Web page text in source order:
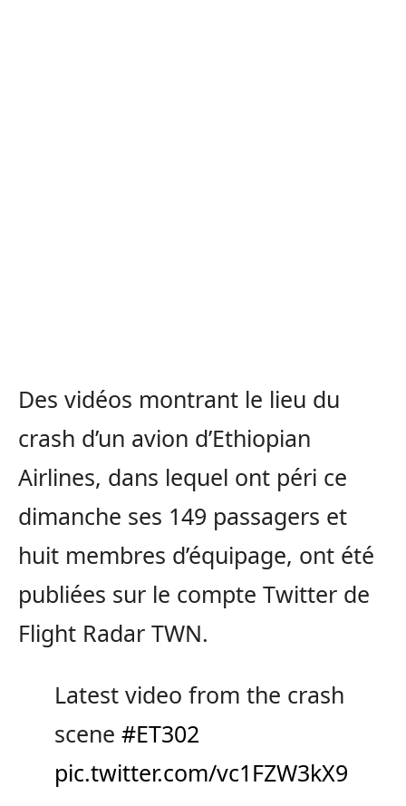
Des vidéos montrant le lieu du
crash d’un avion d’Ethiopian
Airlines, dans lequel ont péri ce
dimanche ses 149 passagers et
huit membres d’équipage, ont été
publiées sur le compte Twitter de
Flight Radar TWN.
Latest video from the crash
scene #ET302
pic.twitter.com/vc1FZW3kX9